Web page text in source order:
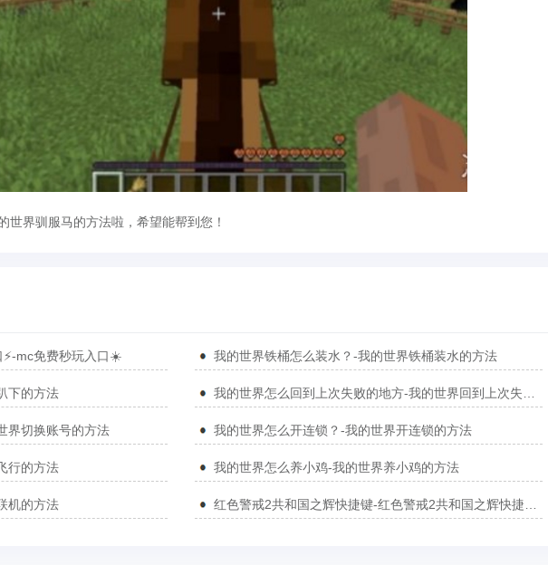
世界驯服马的方法啦，希望能帮到您！
mc免费秒玩入口☀️ 我的世界铁桶怎么装水？-我的世界铁桶装水的方法
下的方法
界切换账号的方法 我的世界怎么开连锁？-我的世界开连锁的方法
行的方法 我的世界怎么养小鸡-我的世界养小鸡的方法
机的方法